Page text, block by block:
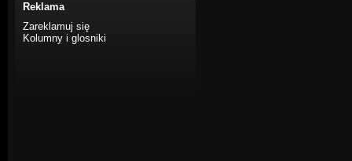
Reklama
Zareklamuj się
Kolumny i glosniki